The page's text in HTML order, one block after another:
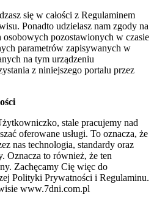
się w całości z Regulaminem
Ponadto udzielasz nam zgody na
pozostawionych w czasie
parametrów zapisywanych w
na tym urządzeniu
z niniejszego portalu przez
stale pracujemy nad
oferowane usługi. To oznacza, że
nas technologia, standardy oraz
Oznacza to również, że ten
Zachęcamy Cię więc do
Polityki Prywatności i Regulaminu.
www.7dni.com.pl